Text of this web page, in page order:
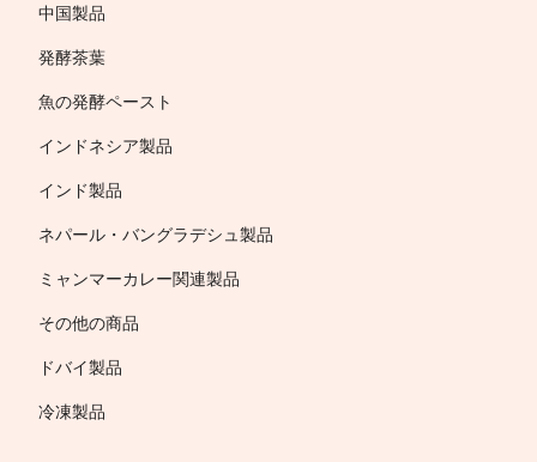
中国製品
発酵茶葉
魚の発酵ペースト
インドネシア製品
インド製品
ネパール・バングラデシュ製品
ミャンマーカレー関連製品
その他の商品
ドバイ製品
冷凍製品